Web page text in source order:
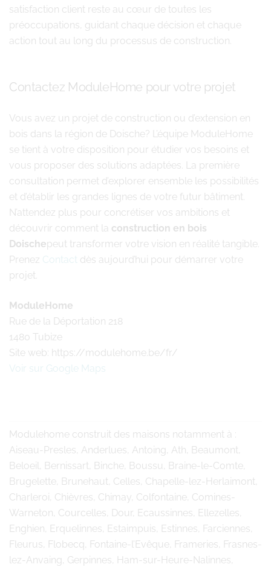
satisfaction client reste au cœur de toutes les
préoccupations, guidant chaque décision et chaque
action tout au long du processus de construction.
Contactez ModuleHome pour votre projet
Vous avez un projet de construction ou d’extension en
bois dans la région de Doische? L’équipe ModuleHome
se tient à votre disposition pour étudier vos besoins et
vous proposer des solutions adaptées. La première
consultation permet d’explorer ensemble les possibilités
et d’établir les grandes lignes de votre futur bâtiment.
N’attendez plus pour concrétiser vos ambitions et
découvrir comment la construction en bois
Doischepeut transformer votre vision en réalité tangible.
Prenez Contact dès aujourd’hui pour démarrer votre
projet.
ModuleHome
Rue de la Déportation 218
1480 Tubize
Site web: https://modulehome.be/fr/
Voir sur Google Maps
Modulehome construit des maisons notamment à :
Aiseau-Presles, Anderlues, Antoing, Ath, Beaumont,
Beloeil, Bernissart, Binche, Boussu, Braine-le-Comte,
Brugelette, Brunehaut, Celles, Chapelle-lez-Herlaimont,
Charleroi, Chièvres, Chimay, Colfontaine, Comines-
Warneton, Courcelles, Dour, Ecaussinnes, Ellezelles,
Enghien, Erquelinnes, Estaimpuis, Estinnes, Farciennes,
Fleurus, Flobecq, Fontaine-l’Evêque, Frameries, Frasnes-
lez-Anvaing, Gerpinnes, Ham-sur-Heure-Nalinnes,